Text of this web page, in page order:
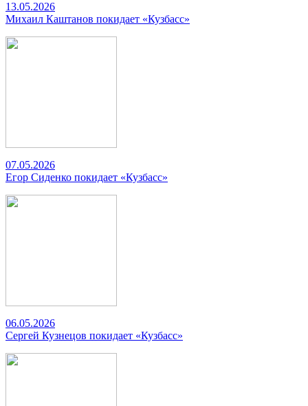
13.05.2026
Михаил Каштанов покидает «Кузбасс»
07.05.2026
Егор Сиденко покидает «Кузбасс»
06.05.2026
Сергей Кузнецов покидает «Кузбасс»